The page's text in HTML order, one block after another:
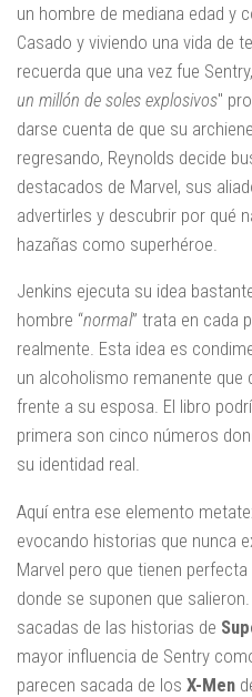
un hombre de mediana edad y
Casado y viviendo una vida de
recuerda que una vez fue
un millón de soles explosivos"
darse cuenta de que su
regresando, Reynolds decide
destacados de Marvel, sus
advertirles y descubrir por qué
hazañas como superhéroe.
Jenkins ejecuta su idea
hombre “normal” trata en cada
realmente. Esta idea es
un alcoholismo remanente que
frente a su esposa. El libro
primera son cinco números
su identidad real.
Aquí entra ese elemento
evocando historias que nunca
Marvel pero que tienen
donde se suponen que
sacadas de las historias de
mayor influencia de Sentry
parecen sacada de los X-Men